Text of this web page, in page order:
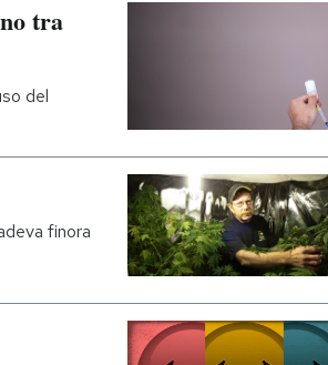
tra
del
finora